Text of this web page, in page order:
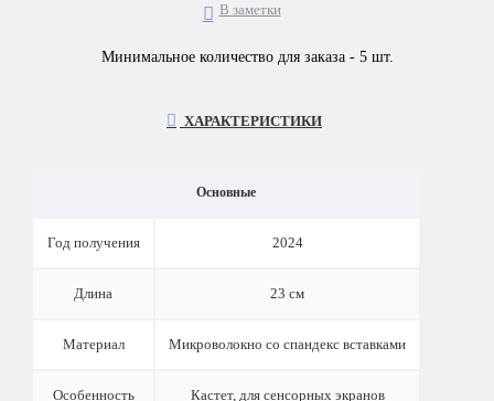
В заметки
Минимальное количество для заказа - 5 шт.
ХАРАКТЕРИСТИКИ
Основные
Год получения 2024
Длина 23 см
Материал Микроволокно со спандекс вставками
Особенность Кастет, для сенсорных экранов